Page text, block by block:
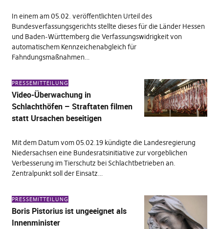
In einem am 05.02. veröffentlichten Urteil des
Bundesverfassungsgerichts stellte dieses für die Länder Hessen
und Baden-Württemberg die Verfassungswidrigkeit von
automatischem Kennzeichenabgleich für
Fahndungsmaßnahmen…
PRESSEMITTEILUNG
Video-Überwachung in
Schlachthöfen – Straftaten filmen
statt Ursachen beseitigen
Mit dem Datum vom 05.02.19 kündigte die Landesregierung
Niedersachsen eine Bundesratsinitiative zur vorgeblichen
Verbesserung im Tierschutz bei Schlachtbetrieben an.
Zentralpunkt soll der Einsatz…
PRESSEMITTEILUNG
Boris Pistorius ist ungeeignet als
Innenminister